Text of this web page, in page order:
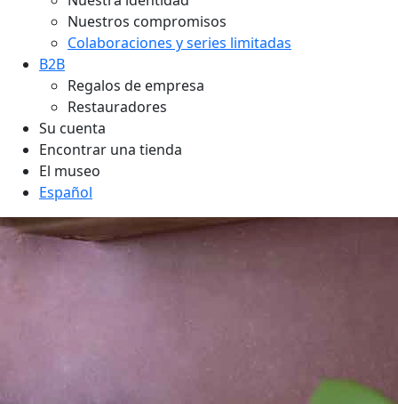
Nuestros compromisos
Colaboraciones y series limitadas
B2B
Regalos de empresa
Restauradores
Su cuenta
Encontrar una tienda
El museo
Español